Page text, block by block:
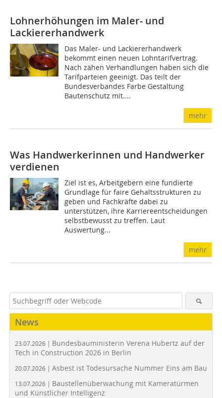
Lohnerhöhungen im Maler- und
Lackiererhandwerk
Das Maler- und Lackiererhandwerk
bekommt einen neuen Lohntarifvertrag.
Nach zähen Verhandlungen haben sich die
Tarifparteien geeinigt. Das teilt der
Bundesverbandes Farbe Gestaltung
Bautenschutz mit....
mehr
Was Handwerkerinnen und Handwerker
verdienen
Ziel ist es, Arbeitgebern eine fundierte
Grundlage für faire Gehaltsstrukturen zu
geben und Fachkräfte dabei zu
unterstützen, ihre Karriereentscheidungen
selbstbewusst zu treffen. Laut
Auswertung...
mehr
News
23.07.2026 | Bundesbauministerin Verena Hubertz auf der
Tech in Construction 2026 in Berlin
20.07.2026 | Asbest ist Todesursache Nummer Eins am Bau
13.07.2026 | Baustellenüberwachung mit Kameratürmen
und Künstlicher Intelligenz